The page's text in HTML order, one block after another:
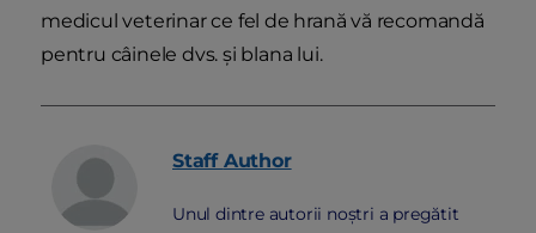
medicul veterinar ce fel de hrană vă recomandă
pentru câinele dvs. și blana lui.
Staff Author
Unul dintre autorii noștri a pregătit